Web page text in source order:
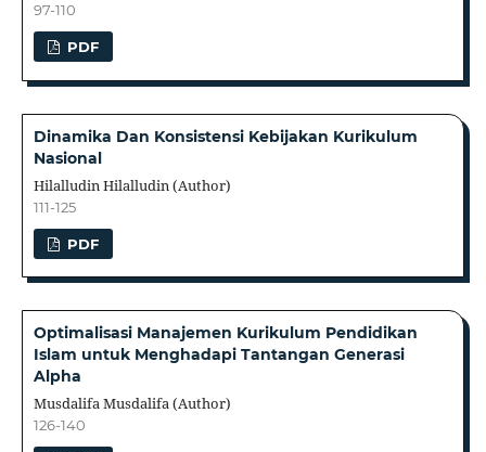
97-110
PDF
Dinamika Dan Konsistensi Kebijakan Kurikulum
Nasional
Hilalludin Hilalludin (Author)
111-125
PDF
Optimalisasi Manajemen Kurikulum Pendidikan
Islam untuk Menghadapi Tantangan Generasi
Alpha
Musdalifa Musdalifa (Author)
126-140